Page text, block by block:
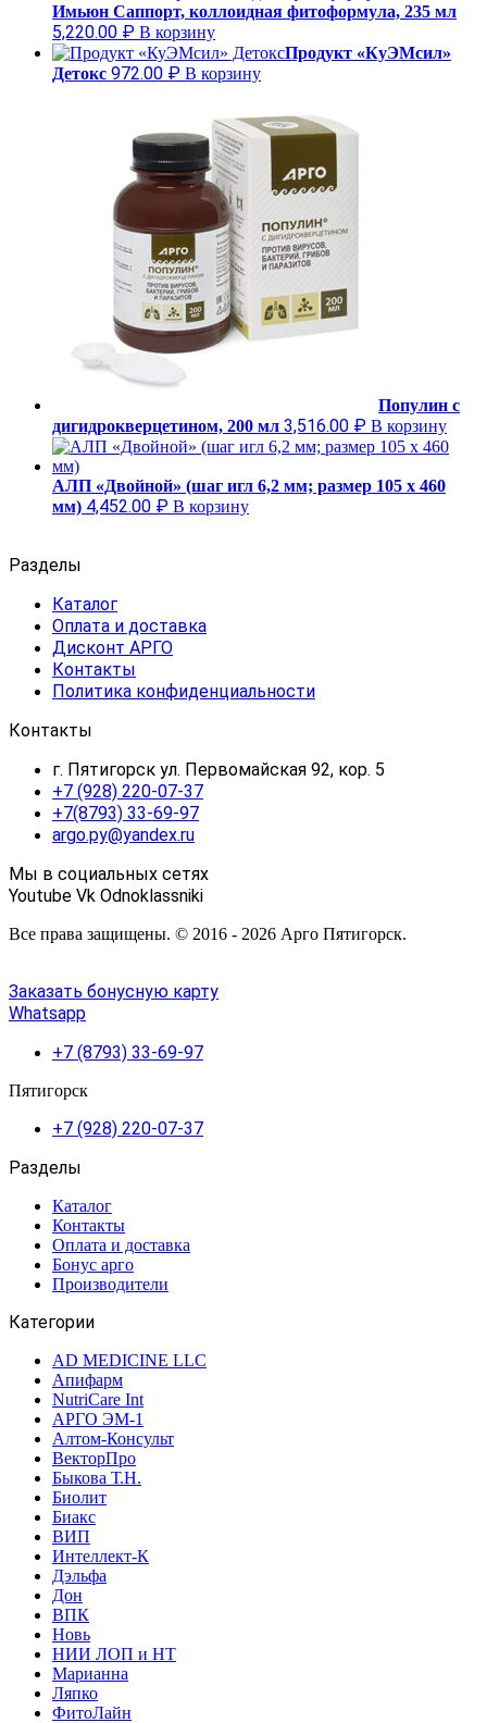
Имьюн Саппорт, коллоидная фитоформула, 235 мл
5,220.00 ₽ В корзину
Продукт «КуЭМсил»
Детокс 972.00 ₽ В корзину
Популин с
дигидрокверцетином, 200 мл 3,516.00 ₽ В корзину
АЛП «Двойной» (шаг игл 6,2 мм; размер 105 х 460
мм) 4,452.00 ₽ В корзину
Разделы
Каталог
Оплата и доставка
Дисконт АРГО
Контакты
Политика конфиденциальности
Контакты
г. Пятигорск ул. Первомайская 92, кор. 5
+7 (928) 220-07-37
+7(8793) 33-69-97
argo.py@yandex.ru
Мы в социальных сетях
Youtube Vk Odnoklassniki
Все права защищены. © 2016 - 2026 Арго Пятигорск.
Заказать бонусную карту
Whatsapp
+7 (8793) 33-69-97
Пятигорск
+7 (928) 220-07-37
Разделы
Каталог
Контакты
Оплата и доставка
Бонус арго
Производители
Категории
AD MEDICINE LLC
Апифарм
NutriCare Int
АРГО ЭМ-1
Алтом-Консульт
ВекторПро
Быкова Т.Н.
Биолит
Биакс
ВИП
Интеллект-К
Дэльфа
Дон
ВПК
Новь
НИИ ЛОП и НТ
Марианна
Ляпко
ФитоЛайн